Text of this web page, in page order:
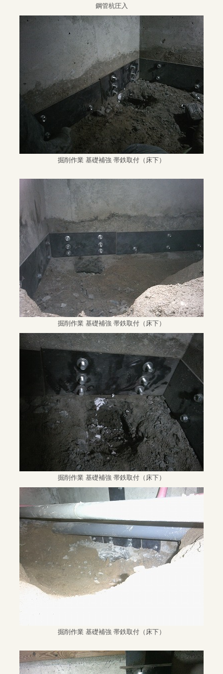
鋼管杭圧入
掘削作業 基礎補強 帯鉄取付（床下）
掘削作業 基礎補強 帯鉄取付（床下）
掘削作業 基礎補強 帯鉄取付（床下）
掘削作業 基礎補強 帯鉄取付（床下）